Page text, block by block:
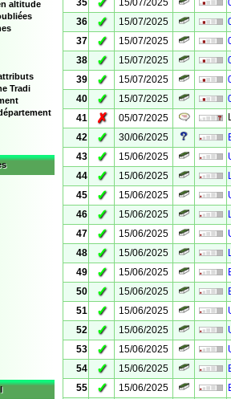
altitude
Tradi
35
15/07/2025
36
✓ 15/07/2025
37
✓ 15/07/2025
38
✓ 15/07/2025
39
✓ 15/07/2025
40
✓ 15/07/2025
41
✗ 05/07/2025
42
✓ 30/06/2025
43
✓ 15/06/2025
44
✓ 15/06/2025
45
✓ 15/06/2025
46
✓ 15/06/2025
47
✓ 15/06/2025
48
✓ 15/06/2025
49
✓ 15/06/2025
50
✓ 15/06/2025
51
✓ 15/06/2025
52
✓ 15/06/2025
53
✓ 15/06/2025
54
✓ 15/06/2025
55
✓ 15/06/2025